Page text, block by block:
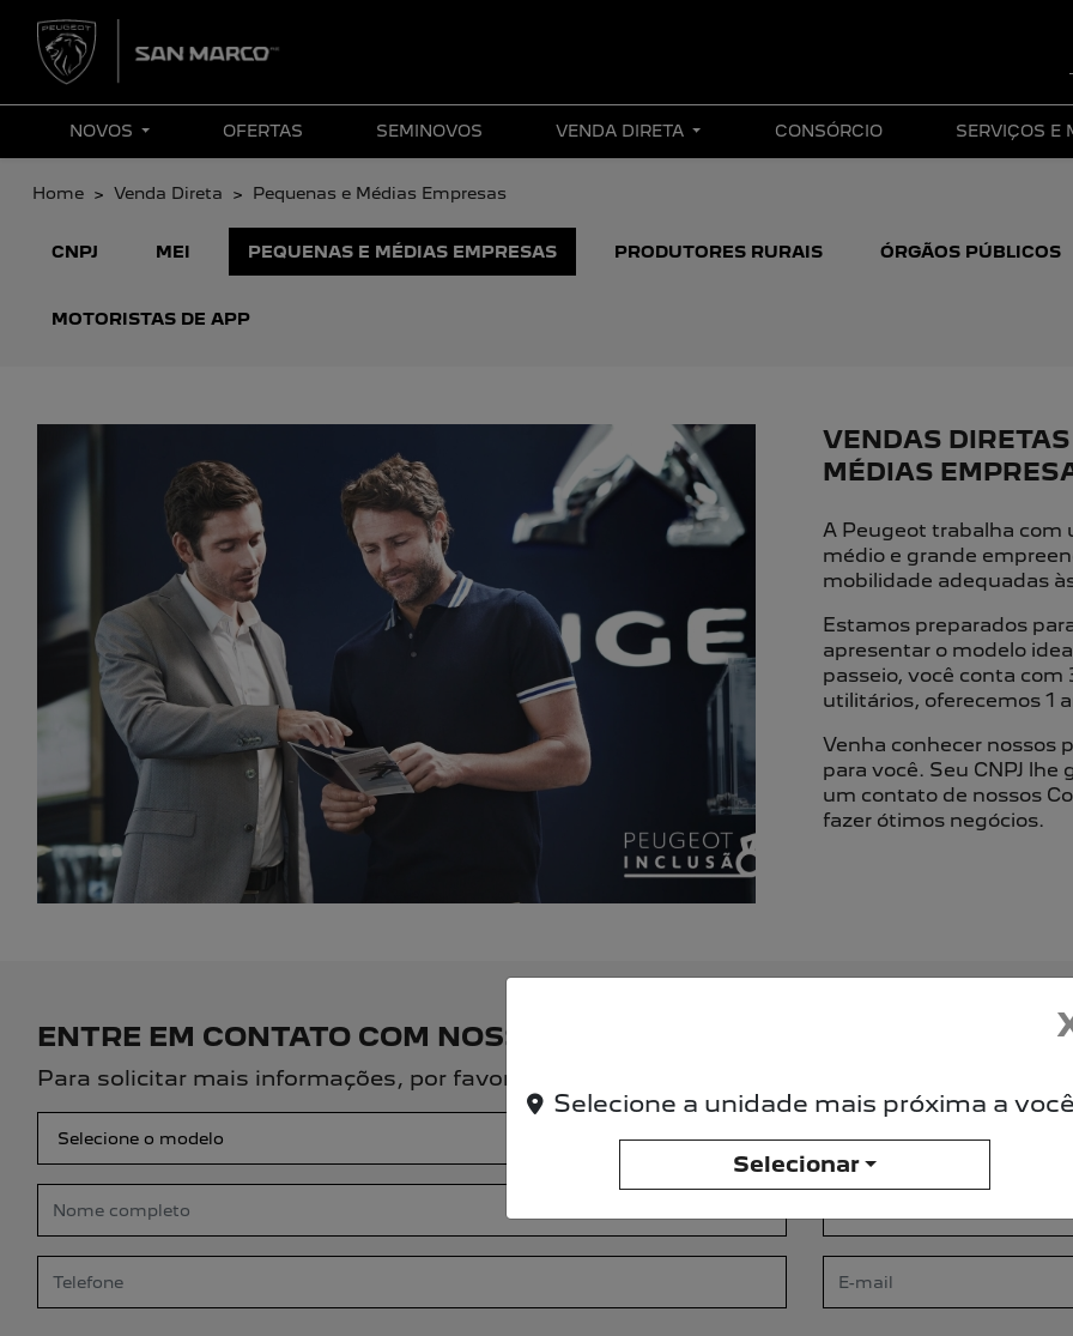
NOVOS OFERTAS SEMINOVOS VENDA DIRETA CONSÓRCIO SERVIÇOS E
Home Venda Direta Pequenas e Médias Empresas
CNPJ MEI PEQUENAS E MÉDIAS EMPRESAS PRODUTORES RURAIS ÓRGÃOS PÚBLICOS
MOTORISTAS DE APP
VENDAS
MÉDIAS
A Peugeot trabalha com
médio e grande
mobilidade adequadas
Estamos preparados
apresentar o modelo
passeio, você conta com
utilitários, oferecemos 1
Venha conhecer nossos
para você. Seu CNPJ
um contato de nossos
fazer ótimos negócios.
ENTRE EM CONTATO COM NOSSA EQUIPE
Para solicitar mais informações, por favor, preencha o formulário que entraremos em
Selecione a unidade mais próxima a
Selecionar